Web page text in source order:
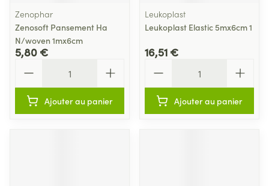
Zenophar
Zenosoft Pansement Ha
N/woven 1mx6cm
5,80 €
Ajouter au panier
Leukoplast
Leukoplast Elastic 5mx6cm 1
16,51 €
Ajouter au panier